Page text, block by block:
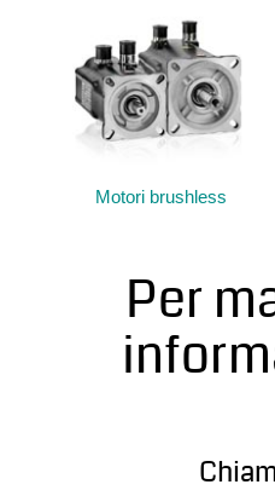
Motori brushless
Per